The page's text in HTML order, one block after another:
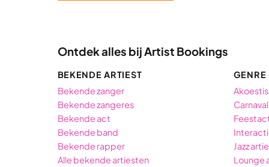
Ontdek alles bij Artist Bookings
BEKENDE ARTIEST
Bekende zanger
Bekende zangeres
Bekende act
Bekende band
Bekende rapper
Alle bekende artiesten
GENRE
Jazz
Lounge